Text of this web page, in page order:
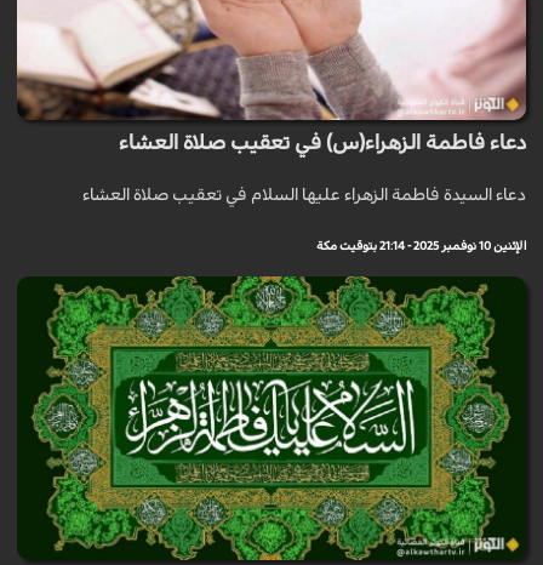
دعاء فاطمة الزهراء(س) في تعقيب صلاة العشاء
دعاء السيدة فاطمة الزهراء عليها السلام في تعقيب صلاة العشاء
الإثنين 10 نوفمبر 2025 - 21:14 بتوقيت مكة